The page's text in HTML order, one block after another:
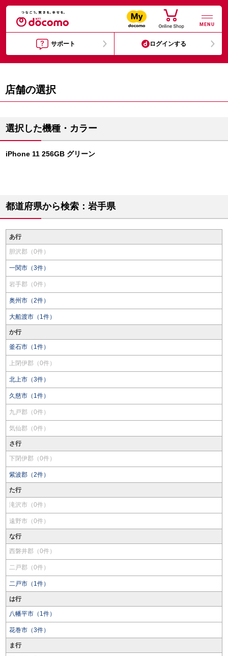
MENU
サポート ログインする
店舗の選択
選択した機種・カラー
iPhone 11 256GB グリーン
都道府県から検索：岩手県
あ行
胆沢郡（0件）
一関市（3件）
岩手郡（0件）
奥州市（2件）
大船渡市（1件）
か行
釜石市（1件）
上閉伊郡（0件）
北上市（3件）
久慈市（1件）
九戸郡（0件）
気仙郡（0件）
さ行
下閉伊郡（0件）
紫波郡（2件）
た行
滝沢市（0件）
遠野市（0件）
な行
西磐井郡（0件）
二戸郡（0件）
二戸市（1件）
は行
八幡平市（1件）
花巻市（3件）
ま行